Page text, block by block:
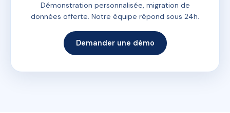
Démonstration personnalisée, migration de
données offerte. Notre équipe répond sous 24h.
Demander une démo